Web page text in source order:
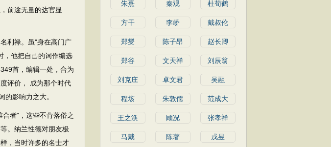
前途无量的达官显
利禄。虽"身在高门广
，他把自己的词作编选
首，编辑一处，合为
评价， 成为那个时代
影响力之大。
者"，这些不肯落俗之
。纳兰性德对朋友极
，当时许多的名士才
朱熹 秦观 杜荀鹤
方干 李峤 戴叔伦
郑燮 陈子昂 赵长卿
郑谷 文天祥 刘辰翁
刘克庄 卓文君 吴融
程垓 朱敦儒 范成大
王之涣 顾况 张孝祥
马戴 陈著 戎昱